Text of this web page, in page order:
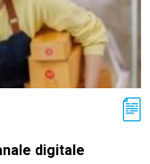
digitale